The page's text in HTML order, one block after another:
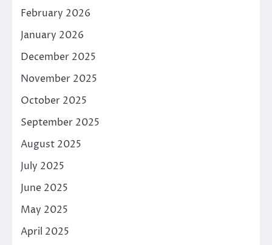
February 2026
January 2026
December 2025
November 2025
October 2025
September 2025
August 2025
July 2025
June 2025
May 2025
April 2025